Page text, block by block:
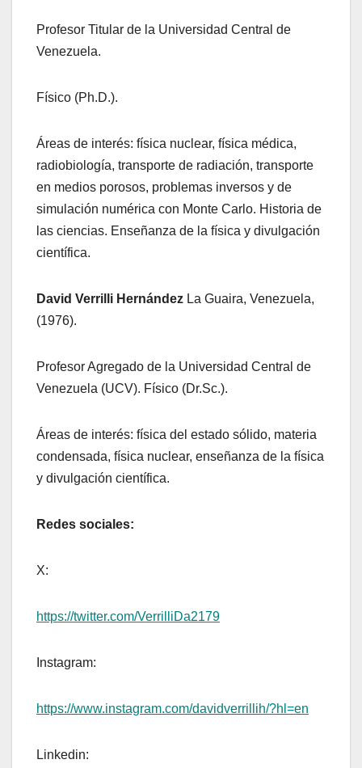
Profesor Titular de la Universidad Central de
Venezuela.
Físico (Ph.D.).
Áreas de interés: física nuclear, física médica,
radiobiología, transporte de radiación, transporte
en medios porosos, problemas inversos y de
simulación numérica con Monte Carlo. Historia de
las ciencias. Enseñanza de la física y divulgación
científica.
David Verrilli Hernández La Guaira, Venezuela,
(1976).
Profesor Agregado de la Universidad Central de
Venezuela (UCV). Físico (Dr.Sc.).
Áreas de interés: física del estado sólido, materia
condensada, física nuclear, enseñanza de la física
y divulgación científica.
Redes sociales:
X:
https://twitter.com/VerrilliDa2179​
Instagram:
https://www.instagram.com/davidverrillih/?hl=en​
Linkedin: